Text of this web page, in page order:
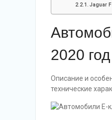
Jaguar
2020 год
Описание и
технические